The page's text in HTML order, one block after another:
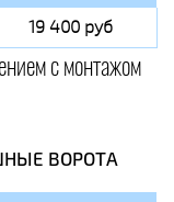
19 400 руб
с монтажом
ВОРОТА